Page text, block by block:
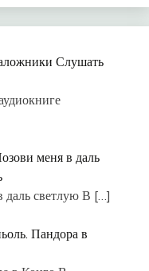
Слушать
меня в даль
светлую В […]
Пандора в